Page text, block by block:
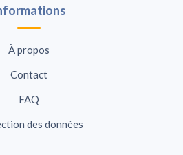
À propos
Contact
FAQ
des données